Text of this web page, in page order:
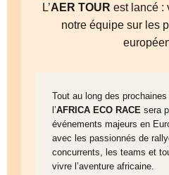
L’AER TOUR est lancé :
notre équipe sur les
Tout au long des
l’AFRICA ECO RACE sera
événements majeurs en
avec les passionnés de
concurrents, les teams et
vivre l’aventure africaine.